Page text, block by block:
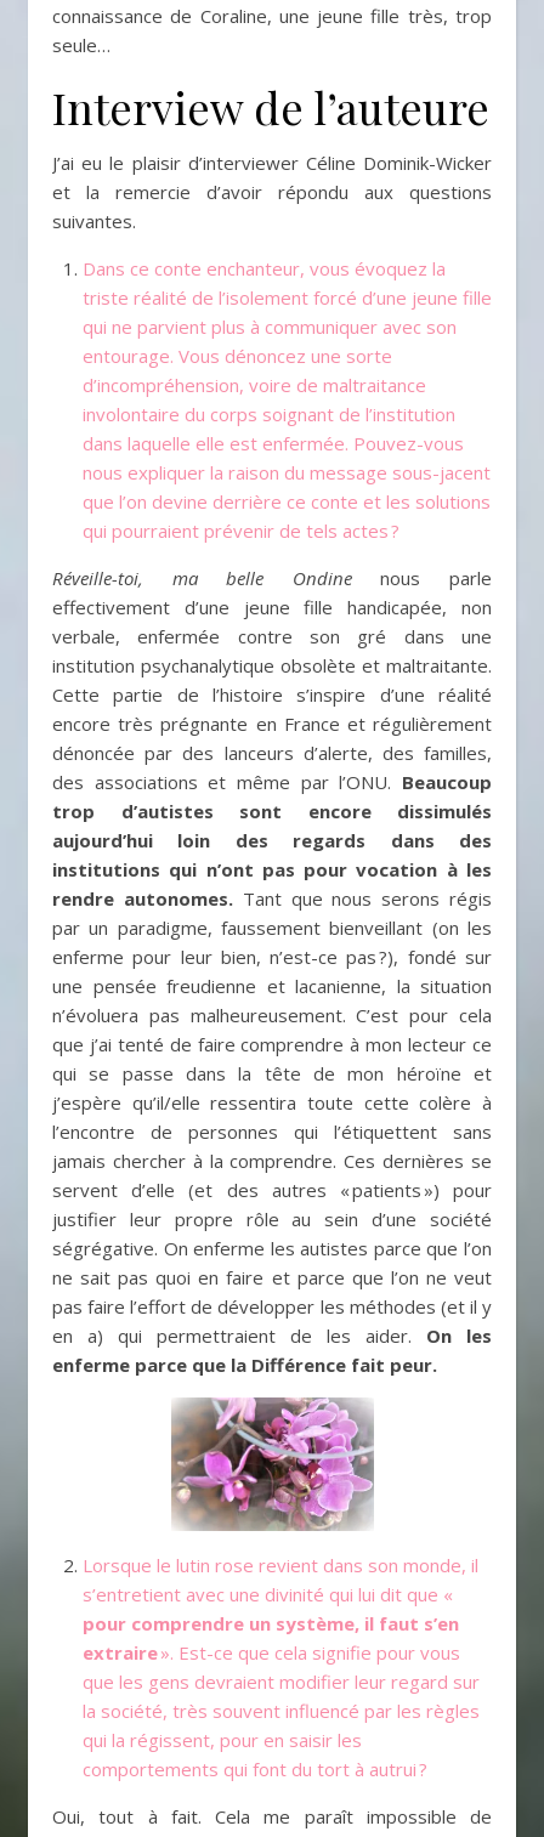
connaissance de Coraline, une jeune fille très, trop
seule…
Interview de l’auteure
J’ai eu le plaisir d’interviewer Céline Dominik-Wicker
et la remercie d’avoir répondu aux questions
suivantes.
Dans ce conte enchanteur, vous évoquez la
triste réalité de l’isolement forcé d’une jeune fille
qui ne parvient plus à communiquer avec son
entourage. Vous dénoncez une sorte
d’incompréhension, voire de maltraitance
involontaire du corps soignant de l’institution
dans laquelle elle est enfermée. Pouvez-vous
nous expliquer la raison du message sous-jacent
que l’on devine derrière ce conte et les solutions
qui pourraient prévenir de tels actes ?
Réveille-toi, ma belle Ondinenous parle
effectivement d’une jeune fille handicapée, non
verbale, enfermée contre son gré dans une
institution psychanalytique obsolète et maltraitante.
Cette partie de l’histoire s’inspire d’une réalité
encore très prégnante en France et régulièrement
dénoncée par des lanceurs d’alerte, des familles,
des associations et même par l’ONU. Beaucoup
trop d’autistes sont encore dissimulés
aujourd’hui loin des regards dans des
institutions qui n’ont pas pour vocation à les
rendre autonomes.Tant que nous serons régis
par un paradigme, faussement bienveillant (on les
enferme pour leur bien, n’est-ce pas ?), fondé sur
une pensée freudienne et lacanienne, la situation
n’évoluera pas malheureusement. C’est pour cela
que j’ai tenté de faire comprendre à mon lecteur ce
qui se passe dans la tête de mon héroïne et
j’espère qu’il/elle ressentira toute cette colère à
l’encontre de personnes qui l’étiquettent sans
jamais chercher à la comprendre. Ces dernières se
servent d’elle (et des autres « patients ») pour
justifier leur propre rôle au sein d’une société
ségrégative. On enferme les autistes parce que l’on
ne sait pas quoi en faire et parce que l’on ne veut
pas faire l’effort de développer les méthodes (et il y
en a) qui permettraient de les aider. On les
enferme parce que la Différence fait peur.
Lorsque le lutin rose revient dans son monde, il
s’entretient avec une divinité qui lui dit que «
pour comprendre un système, il faut s’en
extraire». Est-ce que cela signifie pour vous
que les gens devraient modifier leur regard sur
la société, très souvent influencé par les règles
qui la régissent, pour en saisir les
comportements qui font du tort à autrui ?
Oui, tout à fait. Cela me paraît impossible de